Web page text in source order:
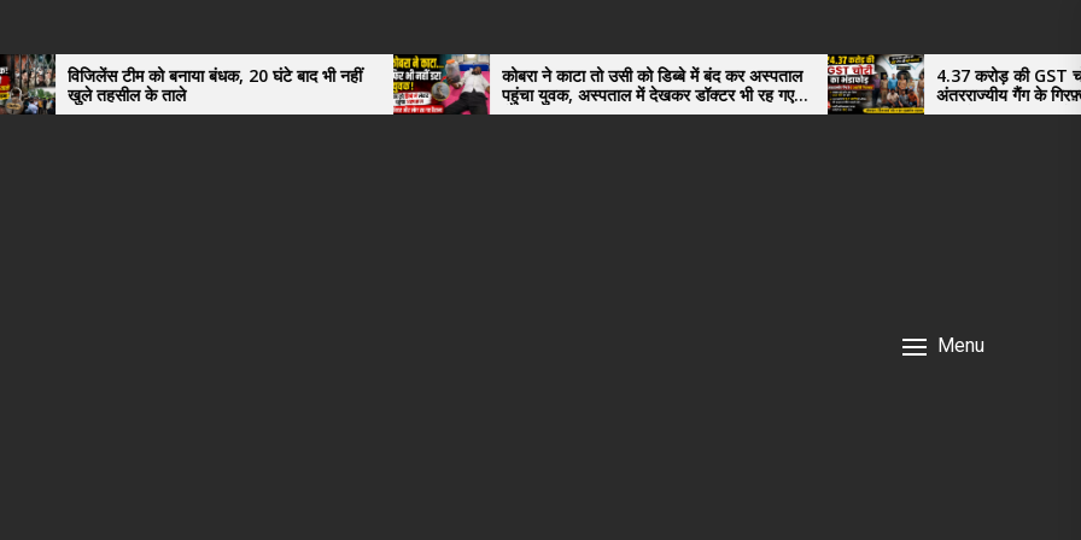
बनाया बंधक, 20 घंटे बाद भी नहीं
ताले
कोबरा ने काटा तो उसी को डिब्बे में बंद कर अस्पताल
पहुंचा युवक, अस्पताल में देखकर डॉक्टर भी रह गए
हैरान
4.37 करोड़ की GST चोरी का भंडाफोड़,
अंतरराज्यीय गैंग के गिरफ़्तार तीनो आरोपी ऊधमसिंह
नगर के, साइबर ठगी छोड़ अपनाया नया तरी
Menu